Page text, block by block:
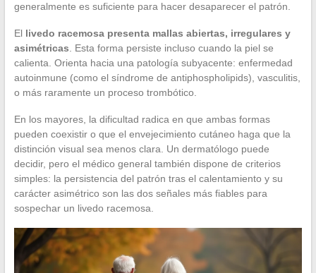
generalmente es suficiente para hacer desaparecer el patrón.
El livedo racemosa presenta mallas abiertas, irregulares y
asimétricas . Esta forma persiste incluso cuando la piel se
calienta. Orienta hacia una patología subyacente: enfermedad
autoinmune (como el síndrome de antiphospholipids), vasculitis,
o más raramente un proceso trombótico.
En los mayores, la dificultad radica en que ambas formas
pueden coexistir o que el envejecimiento cutáneo haga que la
distinción visual sea menos clara. Un dermatólogo puede
decidir, pero el médico general también dispone de criterios
simples: la persistencia del patrón tras el calentamiento y su
carácter asimétrico son las dos señales más fiables para
sospechar un livedo racemosa.